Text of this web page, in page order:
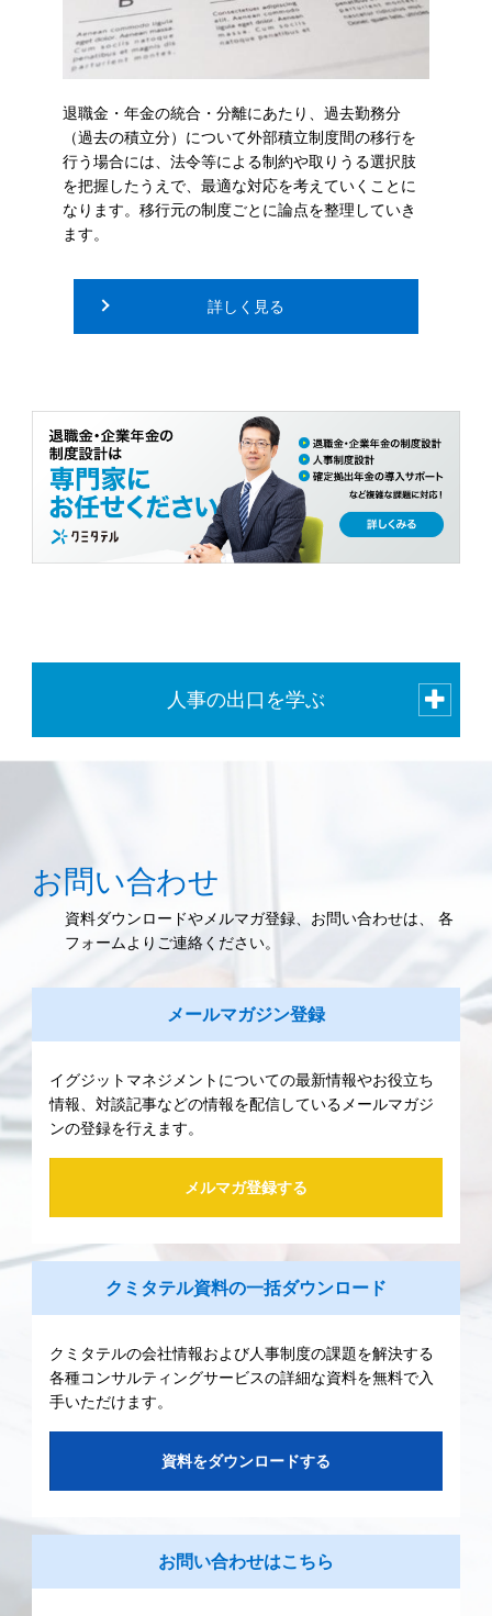
退職金・年金の統合・分離にあたり、過去勤務分
（過去の積立分）について外部積立制度間の移行を
行う場合には、法令等による制約や取りうる選択肢
を把握したうえで、最適な対応を考えていくことに
なります。移行元の制度ごとに論点を整理していき
ます。
詳しく見る
人事の出口を学ぶ
お問い合わせ
資料ダウンロードやメルマガ登録、お問い合わせは、 各
フォームよりご連絡ください。
メールマガジン登録
イグジットマネジメントについての最新情報やお役立ち
情報、対談記事などの情報を配信しているメールマガジ
ンの登録を行えます。
メルマガ登録する
クミタテル資料の一括ダウンロード
クミタテルの会社情報および人事制度の課題を解決する
各種コンサルティングサービスの詳細な資料を無料で入
手いただけます。
資料をダウンロードする
お問い合わせはこちら